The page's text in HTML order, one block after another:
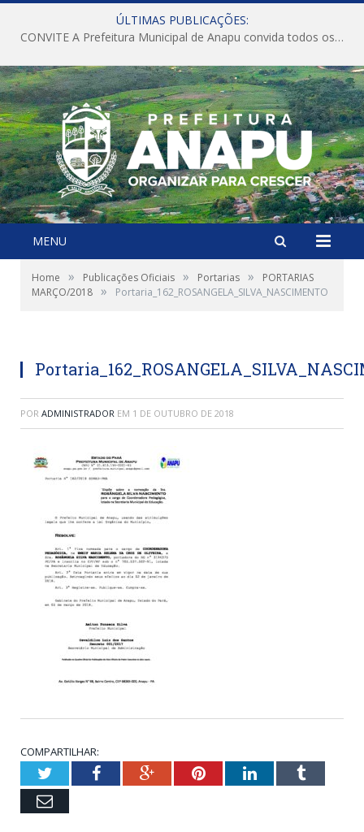
ÚLTIMAS PUBLICAÇÕES:
CONVITE A Prefeitura Municipal de Anapu convida todos os servidores públicos municipais para participarem da Audiência Pública de discussão da Lei de Diretrizes Orçamentárias (LDO), importante instrumento de planejamento das ações e investimentos da Administração Pública para o próximo exercício financeiro.
MENU
Home » Publicações Oficiais » Portarias »
PORTARIAS
MARÇO/2018 » Portaria_162_ROSANGELA_SILVA_NASCIMENTO
POR ADMINISTRADOR EM 1 DE OUTUBRO DE 2018
COMPARTILHAR:
TwitterFacebookGoogle+PinterestLinkedInTumblr
Email